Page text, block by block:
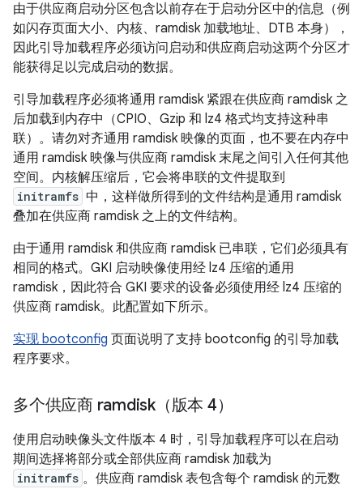
由于供应商启动分区包含以前存在于启动分区中的信息（例
如闪存页面大小、内核、ramdisk 加载地址、DTB 本身），
因此引导加载程序必须访问启动和供应商启动这两个分区才
能获得足以完成启动的数据。
引导加载程序必须将通用 ramdisk 紧跟在供应商 ramdisk 之
后加载到内存中（CPIO、Gzip 和 lz4 格式均支持这种串
联）。 请勿对齐通用 ramdisk 映像的页面，也不要在内存中
通用 ramdisk 映像与供应商 ramdisk 末尾之间引入任何其他
空间。内核解压缩后，它会将串联的文件提取到
initramfs 中，这样做所得到的文件结构是通用 ramdisk
叠加在供应商 ramdisk 之上的文件结构。
由于通用 ramdisk 和供应商 ramdisk 已串联，它们必须具有
相同的格式。GKI 启动映像使用经 lz4 压缩的通用
ramdisk，因此符合 GKI 要求的设备必须使用经 lz4 压缩的
供应商 ramdisk。此配置如下所示。
实现 bootconfig 页面说明了支持 bootconfig 的引导加载
程序要求。
多个供应商 ramdisk（版本 4）
使用启动映像头文件版本 4 时，引导加载程序可以在启动
期间选择将部分或全部供应商 ramdisk 加载为
initramfs 。供应商 ramdisk 表包含每个 ramdisk 的元数